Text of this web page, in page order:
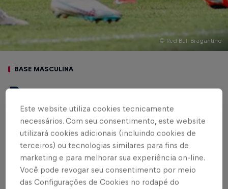
© Red Bull Bragantino
BASE MASCULINA
Braga vence o
Botafogo-SP em
Ribeirão Preto e
segue no topo do
Paulistão Sub-20
Este website utiliza cookies tecnicamente
necessários. Com seu consentimento, este website
utilizará cookies adicionais (incluindo cookies de
terceiros) ou tecnologias similares para fins de
marketing e para melhorar sua experiência on-line.
Você pode revogar seu consentimento por meio
das Configurações de Cookies no rodapé do